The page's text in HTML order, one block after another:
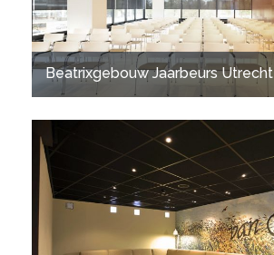
Bekijk project
Beatrixgebouw Jaarbeurs Utrecht